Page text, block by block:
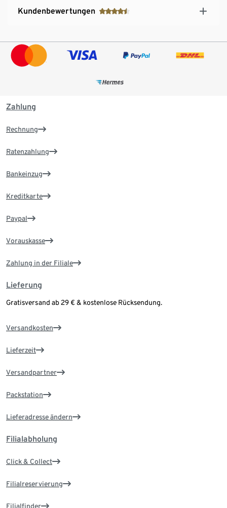
Kundenbewertungen
Zahlung
Rechnung
Ratenzahlung
Bankeinzug
Kreditkarte
Paypal
Vorauskasse
Zahlung in der Filiale
Lieferung
Gratisversand ab 29 € & kostenlose Rücksendung.
Versandkosten
Lieferzeit
Versandpartner
Packstation
Lieferadresse ändern
Filialabholung
Click & Collect
Filialreservierung
Filialfinder